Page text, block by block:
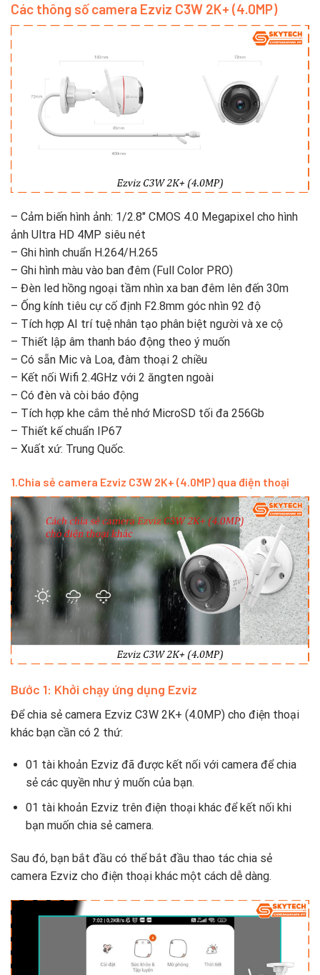
Các thông số camera Ezviz C3W 2K+ (4.0MP)
– Cảm biến hình ảnh: 1/2.8″ CMOS 4.0 Megapixel cho hình
ảnh Ultra HD 4MP siêu nét
– Ghi hình chuẩn H.264/H.265
– Ghi hình màu vào ban đêm (Full Color PRO)
– Đèn led hồng ngoại tầm nhìn xa ban đêm lên đến 30m
– Ống kính tiêu cự cố định F2.8mm góc nhìn 92 độ
– Tích hợp AI trí tuệ nhân tạo phân biệt người và xe cộ
– Thiết lập âm thanh báo động theo ý muốn
– Có sẵn Mic và Loa, đàm thoại 2 chiều
– Kết nối Wifi 2.4GHz với 2 ăngten ngoài
– Có đèn và còi báo động
– Tích hợp khe cắm thẻ nhớ MicroSD tối đa 256Gb
– Thiết kế chuẩn IP67
– Xuất xứ: Trung Quốc.
1.Chia sẻ camera Ezviz C3W 2K+ (4.0MP) qua điện thoại
Bước 1: Khởi chạy ứng dụng Ezviz
Để chia sẻ camera Ezviz C3W 2K+ (4.0MP) cho điện thoại
khác bạn cần có 2 thứ:
01 tài khoản Ezviz đã được kết nối với camera để chia
sẻ các quyền như ý muốn của bạn.
01 tài khoản Ezviz trên điện thoại khác để kết nối khi
bạn muốn chia sẻ camera.
Sau đó, bạn bắt đầu có thể bắt đầu thao tác chia sẻ
camera Ezviz cho điện thoại khác một cách dễ dàng.